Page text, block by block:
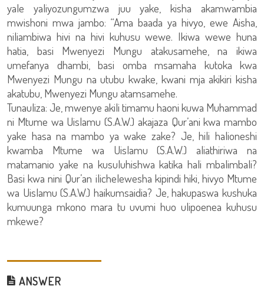
yale yaliyozungumzwa juu yake, kisha akamwambia
mwishoni mwa jambo: “Ama baada ya hivyo, ewe Aisha,
niliambiwa hivi na hivi kuhusu wewe. Ikiwa wewe huna
hatia, basi Mwenyezi Mungu atakusamehe, na ikiwa
umefanya dhambi, basi omba msamaha kutoka kwa
Mwenyezi Mungu na utubu kwake, kwani mja akikiri kisha
akatubu, Mwenyezi Mungu atamsamehe.
Tunauliza: Je, mwenye akili timamu haoni kuwa Muhammad
ni Mtume wa Uislamu (S.A.W.) akajaza Qur’ani kwa mambo
yake hasa na mambo ya wake zake? Je, hili halioneshi
kwamba Mtume wa Uislamu (S.A.W.) aliathiriwa na
matamanio yake na kusuluhishwa katika hali mbalimbali?
Basi kwa nini Qur’an ilichelewesha kipindi hiki, hivyo Mtume
wa Uislamu (S.A.W.) haikumsaidia? Je, hakupaswa kushuka
kumuunga mkono mara tu uvumi huo ulipoenea kuhusu
mkewe?
ANSWER